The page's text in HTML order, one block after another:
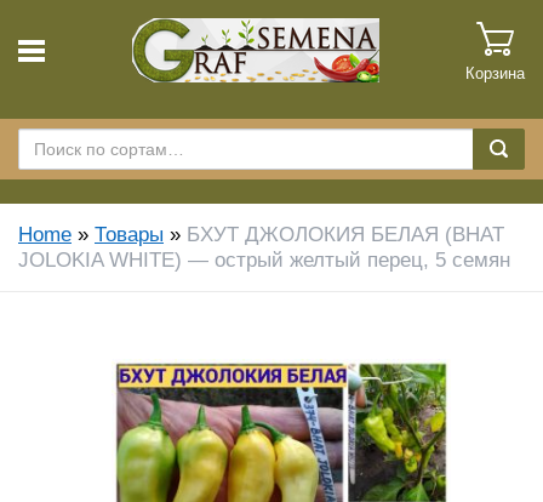
Корзина
Home » Товары » БХУТ ДЖОЛОКИЯ БЕЛАЯ (BHAT
JOLOKIA WHITE) — острый желтый перец, 5 семян